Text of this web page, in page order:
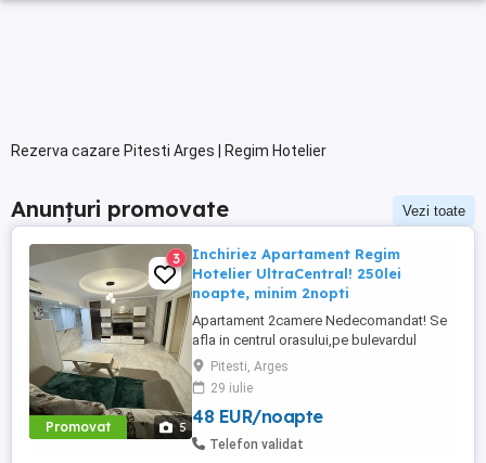
Rezerva cazare Pitesti Arges | Regim Hotelier
Anunțuri promovate Vezi toate
Promovat 5
3
Inchiriez Apartament Regim
Hotelier UltraCentral! 250lei
noapte, minim 2nopti
Apartament 2camere Nedecomandat! Se
afla in centrul orasului,pe bulevardul
Republicii.Peste strada se afla cele mai
cunoscute restaurante din oras,implicit
zona pietonala din oras. Apartamentul
este dotat cu aer conditionat ,Smart tv
(Netflix inclus),televiziune digitală și
Pitesti, Arges
29 iulie
48 EUR/noapte
Telefon validat